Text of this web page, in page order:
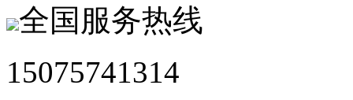
全国服务热线
15075741314